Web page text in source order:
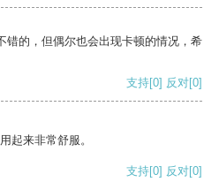
错的，但偶尔也会出现卡顿的情况，希
支持[0] 反对[0]
起来非常舒服。
支持[0] 反对[0]